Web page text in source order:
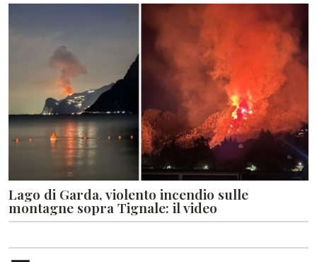
Lago di Garda, violento incendio sulle
montagne sopra Tignale: il video